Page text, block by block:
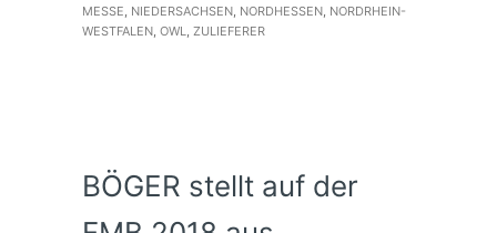
MESSE, NIEDERSACHSEN, NORDHESSEN, NORDRHEIN-
WESTFALEN, OWL, ZULIEFERER
BÖGER stellt auf der